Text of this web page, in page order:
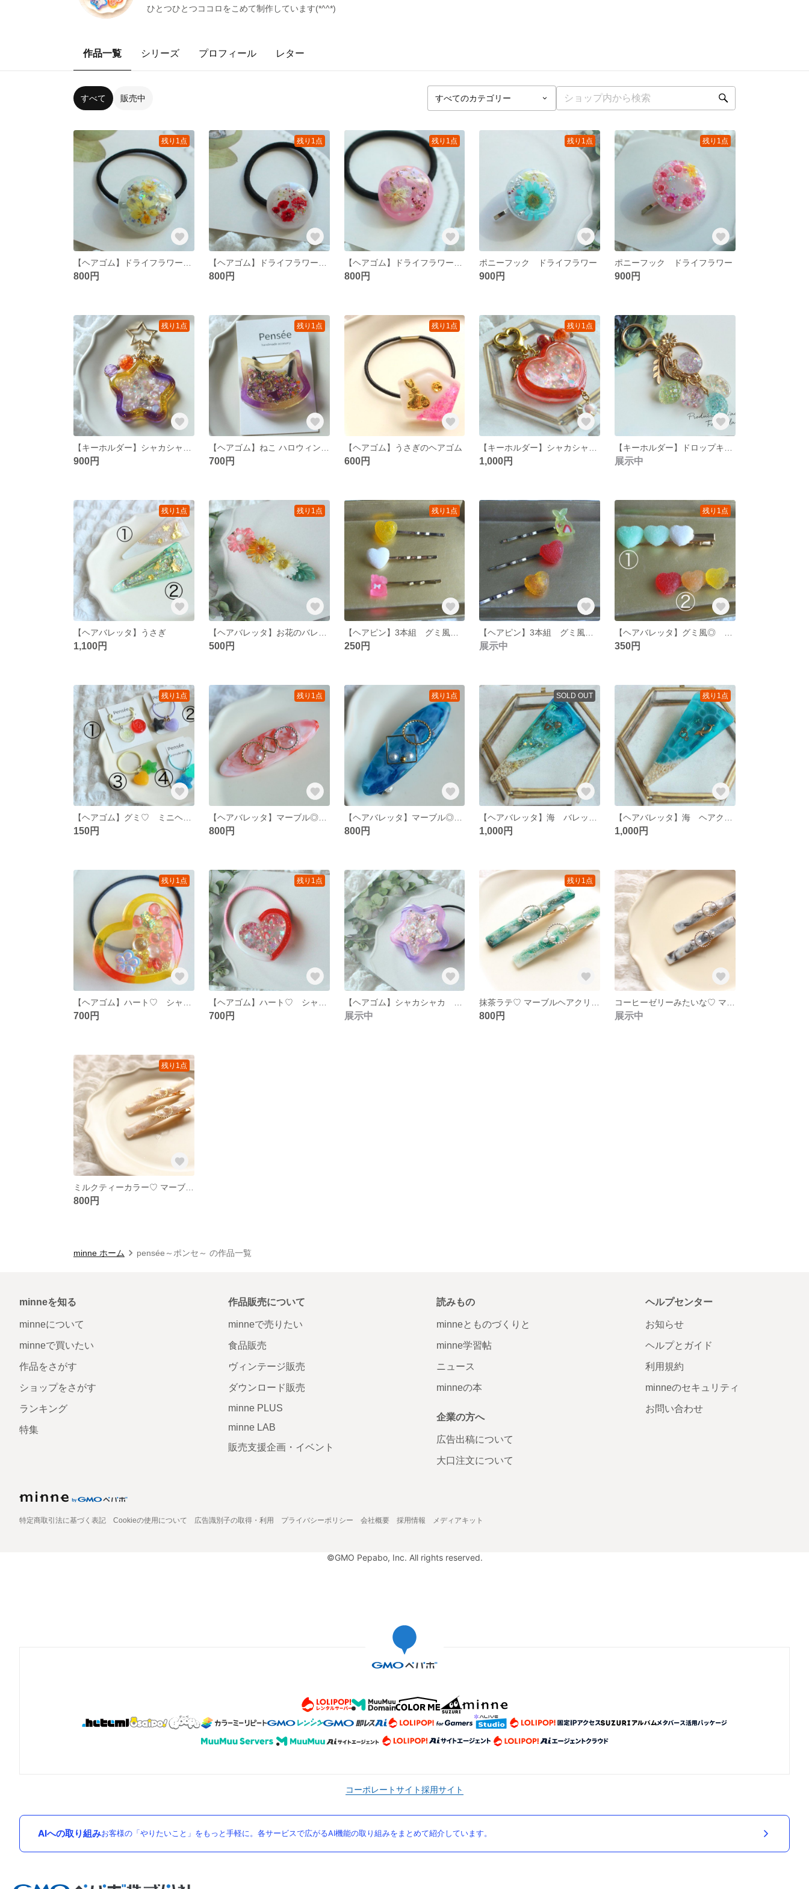
ひとつひとつココロをこめて制作しています(*^^*)
作品一覧 シリーズ プロフィール レター
すべて 販売中
残り1点
800円
残り1点
800円
残り1点
800円
残り1点
ポニーフック ドライフラワー
900円
残り1点
ポニーフック ドライフラワー
900円
残り1点
900円
残り1点
700円
残り1点
【ヘアゴム】うさぎのヘアゴム
600円
残り1点
1,000円 展示中
残り1点
【ヘアバレッタ】うさぎ
1,100円
残り1点
500円
残り1点
【ヘアピン】3本組 グミ風 グミ ヘアピン
250円 展示中
残り1点
350円
残り1点
150円
残り1点
【ヘアバレッタ】マーブル◎ 赤×白
800円
残り1点
【ヘアバレッタ】マーブル◎ 青×白
800円
SOLD OUT
1,000円
残り1点
1,000円
残り1点
700円
残り1点
700円 展示中
残り1点
800円 展示中
残り1点
800円
minne ホーム pensée～ポンセ～ の作品一覧
minneを知る
minneについて
minneで買いたい
作品をさがす
ショップをさがす
ランキング
特集
作品販売について
minneで売りたい
食品販売
ヴィンテージ販売
ダウンロード販売
minne PLUS
minne LAB
販売支援企画・イベント
読みもの
minneとものづくりと
minne学習帖
ニュース
minneの本
企業の方へ
広告出稿について
大口注文について
ヘルプセンター
お知らせ
ヘルプとガイド
利用規約
minneのセキュリティ
お問い合わせ
特定商取引法に基づく表記 Cookieの使用について 広告識別子の取得・利用 プライバシーポリシー 会社概要 採用情報 メディアキット
©GMO Pepabo, Inc. All rights reserved.
コーポレートサイト採用サイト
AIへの取り組みお客様の「やりたいこと」をもっと手軽に。各サービスで広がるAI機能の取り組みをまとめて紹介しています。